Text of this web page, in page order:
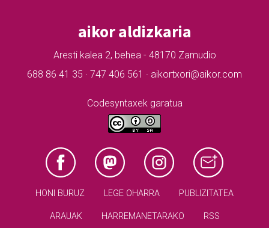
aikor aldizkaria
Aresti kalea 2, behea - 48170 Zamudio
688 86 41 35 · 747 406 561 · aikortxori@aikor.com
Codesyntaxek garatua
HONI BURUZ LEGE OHARRA PUBLIZITATEA
ARAUAK HARREMANETARAKO RSS